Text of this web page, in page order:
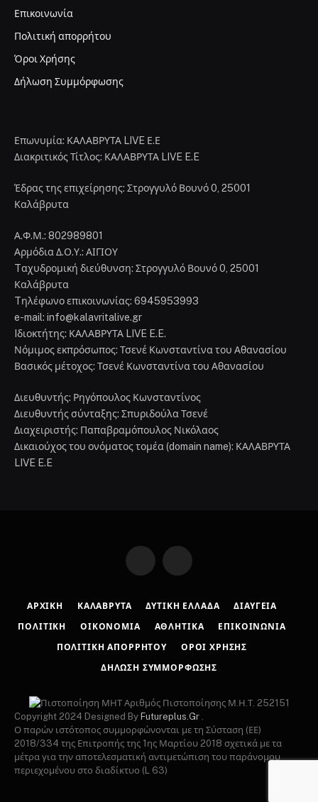
Επικοινωνία
Πολιτική απορρήτου
Όροι Χρήσης
Δήλωση Συμμόρφωσης
Επωνυμία: ΚΑΛΑΒΡΥΤΑ LIVE Ε.Ε
Διακριτικός Τίτλος: ΚΑΛΑΒΡΥΤΑ LIVE E.E
Έδρας της επιχείρησης: Στρογγυλό Βουνό 0, 25001
Καλάβρυτα
Α.Φ.Μ.: 802989801
Αρμόδια Δ.Ο.Υ.: ΑΙΓΙΟΥ
Tαχυδρομική διεύθυνση: Στρογγυλό Βουνό 0, 25001
Καλάβρυτα
Tηλέφωνο επικοινωνίας: 6945953993
e-mail: info@kalavritalive.gr
Iδιοκτήτης: ΚΑΛΑΒΡΥΤΑ LIVE E.E.
Νόμιμος εκπρόσωπος: Τσενέ Κωνσταντίνα του Αθανασίου
Βασικός μέτοχος: Τσενέ Κωνσταντίνα του Αθανασίου
Διευθυντής: Ρηγόπουλος Κωνσταντίνος
Διευθυντής σύνταξης: Σπυριδούλα Τσενέ
Διαχειριστής: Παπαβραμόπουλος Νικόλαος
Δικαιούχος του ονόματος τομέα (domain name): ΚΑΛΑΒΡΥΤΑ
LIVE E.E
Facebook Instagram
ΑΡΧΙΚΉ ΚΑΛΆΒΡΥΤΑ ΔΥΤΙΚΉ ΕΛΛΆΔΑ ΔΙΑΎΓΕΙΑ
ΠΟΛΙΤΙΚΉ ΟΙΚΟΝΟΜΊΑ ΑΘΛΗΤΙΚΆ ΕΠΙΚΟΙΝΩΝΊΑ
ΠΟΛΙΤΙΚΉ ΑΠΟΡΡΉΤΟΥ ΌΡΟΙ ΧΡΉΣΗΣ
ΔΉΛΩΣΗ ΣΥΜΜΌΡΦΩΣΗΣ
Αριθμός Πιστοποίησης Μ.Η.Τ. 252151
Copyright 2024 Designed By Futureplus.Gr
Ο παρών ιστότοπος συμμορφώνονται με τη Σύσταση (ΕΕ)
2018/334 της Επιτροπής της 1ης Μαρτίου 2018 σχετικά με τα
μέτρα για την αποτελεσματική αντιμετώπιση του παράνομου
περιεχομένου στο διαδίκτυο (L 63)